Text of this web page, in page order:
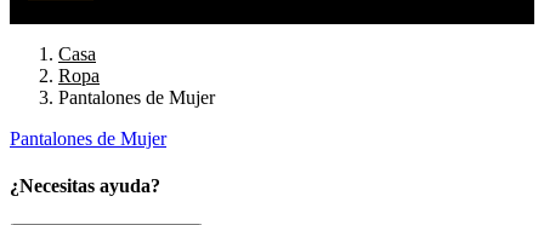
Casa
Ropa
Pantalones de Mujer
Clear
Pantalones de Mujer
¿Necesitas ayuda?